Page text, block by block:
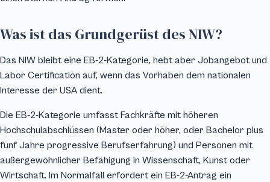
Was ist das Grundgerüst des NIW?
Das NIW bleibt eine EB-2-Kategorie, hebt aber Jobangebot und
Labor Certification auf, wenn das Vorhaben dem nationalen
Interesse der USA dient.
Die EB-2-Kategorie umfasst Fachkräfte mit höheren
Hochschulabschlüssen (Master oder höher, oder Bachelor plus
fünf Jahre progressive Berufserfahrung) und Personen mit
außergewöhnlicher Befähigung in Wissenschaft, Kunst oder
Wirtschaft. Im Normalfall erfordert ein EB-2-Antrag ein